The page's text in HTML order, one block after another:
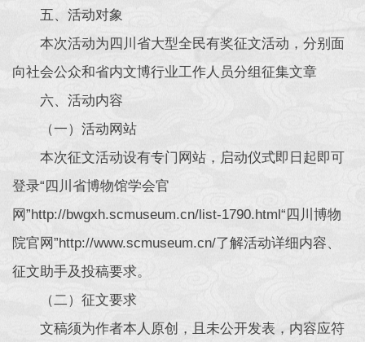
五、活动对象
本次活动为四川省大型全民有奖征文活动，分别面
向社会公众和省内文博行业工作人员分组征集文章
六、活动内容
（一）活动网站
本次征文活动设有专门网站，启动仪式即日起即可
登录“四川省博物馆学会官
网”http://bwgxh.scmuseum.cn/list-1790.html“四川博物
院官网”http://www.scmuseum.cn/了解活动详细内容、
征文助手及投稿要求。
（二）征文要求
文稿须为作者本人原创，且未公开发表，内容应符